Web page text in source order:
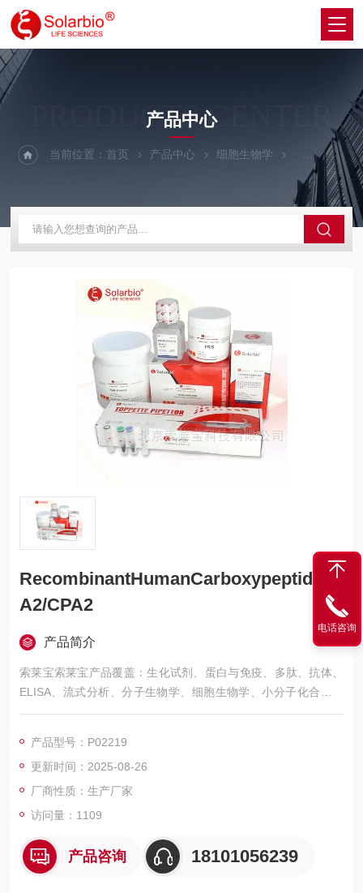
PRODUCTS CENTER
产品中心
当前位置：首页 产品中心 细胞生物学 细胞生长因子
RecombinantHumanCarboxypeptidase
A2/CPA2
产品简介
索莱宝索莱宝产品覆盖：生化试剂、蛋白与免疫、多肽、抗体、
ELISA、流式分析、分子生物学、细胞生物学、小分子化合物、
生化试剂盒、染色试剂、分析标准品、微生物培养、层析介质、
CarboxypeptidaseA2/CPA2
产品型号：P02219
更新时间：2025-08-26
厂商性质：生产厂家
访问量：1109
产品咨询 18101056239
电话咨询